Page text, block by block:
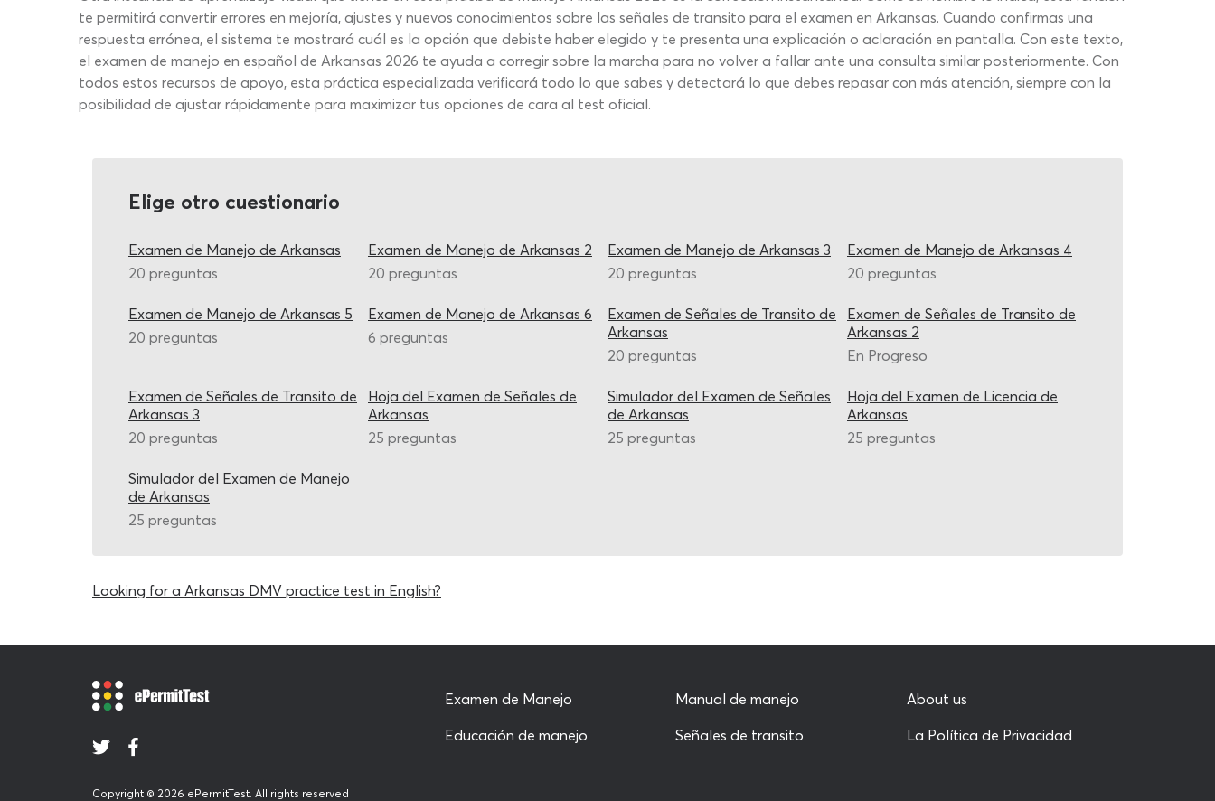
te permitirá convertir errores en mejoría, ajustes y nuevos conocimientos sobre las señales de transito para el examen en Arkansas. Cuando confirmas una
respuesta errónea, el sistema te mostrará cuál es la opción que debiste haber elegido y te presenta una explicación o aclaración en pantalla. Con este texto,
el examen de manejo en español de Arkansas 2026 te ayuda a corregir sobre la marcha para no volver a fallar ante una consulta similar posteriormente. Con
todos estos recursos de apoyo, esta práctica especializada verificará todo lo que sabes y detectará lo que debes repasar con más atención, siempre con la
posibilidad de ajustar rápidamente para maximizar tus opciones de cara al test oficial.
Elige otro cuestionario
Examen de Manejo de Arkansas
20 preguntas
Examen de Manejo de Arkansas 2
20 preguntas
Examen de Manejo de Arkansas 3
20 preguntas
Examen de Manejo de Arkansas 4
20 preguntas
Examen de Manejo de Arkansas 5
20 preguntas
Examen de Manejo de Arkansas 6
6 preguntas
Examen de Señales de Transito de
Arkansas
20 preguntas
Examen de Señales de Transito de
Arkansas 2
En Progreso
Examen de Señales de Transito de
Arkansas 3
20 preguntas
Hoja del Examen de Señales de
Arkansas
25 preguntas
Simulador del Examen de Señales
de Arkansas
25 preguntas
Hoja del Examen de Licencia de
Arkansas
25 preguntas
Simulador del Examen de Manejo
de Arkansas
25 preguntas
Looking for a Arkansas DMV practice test in English?
Copyright © 2026 ePermitTest. All rights reserved
Examen de Manejo
Educación de manejo
Manual de manejo
Señales de transito
About us
La Política de Privacidad